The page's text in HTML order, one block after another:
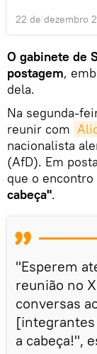
22 de dezembro
O gabinete de
postagem,
dela.
Na segunda-
reunir com
nacionalista
(AfD). Em
que o
cabeça".
"Esperem
reunião no
conversas
a cabeça!",